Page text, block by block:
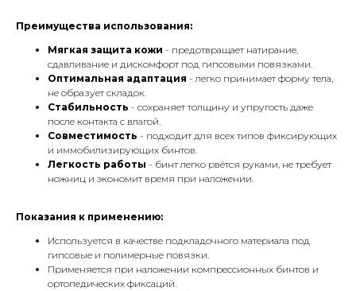
Преимущества использования:
Мягкая защита кожи - предотвращает натирание,
сдавливание и дискомфорт под гипсовыми повязками.
Оптимальная адаптация - легко принимает форму тела,
не образует складок.
Стабильность - сохраняет толщину и упругость даже
после контакта с влагой.
Совместимость - подходит для всех типов фиксирующих
и иммобилизирующих бинтов.
Легкость работы - бинт легко рвётся руками, не требует
ножниц и экономит время при наложении.
Показания к применению:
Используется в качестве подкладочного материала под
гипсовые и полимерные повязки.
Применяется при наложении компрессионных бинтов и
ортопедических фиксаций.